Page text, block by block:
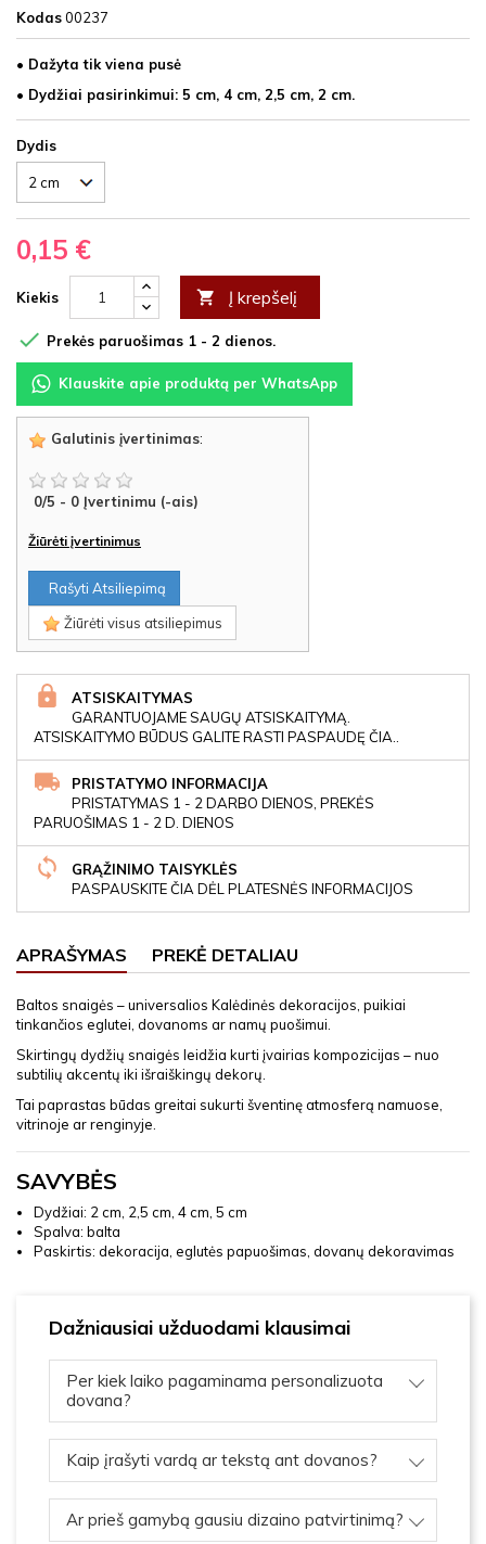
Kodas00237
• Dažyta tik viena pusė
• Dydžiai pasirinkimui: 5 cm, 4 cm, 2,5 cm, 2 cm.
Dydis
0,15 €
Kiekis  Į krepšelį
 Prekės paruošimas 1 - 2 dienos.
Klauskite apie produktą per WhatsApp
Galutinis įvertinimas:
0/5 - 0 Įvertinimu (-ais)
Žiūrėti įvertinimus
Rašyti Atsiliepimą
Žiūrėti visus atsiliepimus
ATSISKAITYMAS
GARANTUOJAME SAUGŲ ATSISKAITYMĄ.
ATSISKAITYMO BŪDUS GALITE RASTI PASPAUDĘ ČIA..
PRISTATYMO INFORMACIJA
PRISTATYMAS 1 - 2 DARBO DIENOS, PREKĖS
PARUOŠIMAS 1 - 2 D. DIENOS
GRĄŽINIMO TAISYKLĖS
PASPAUSKITE ČIA DĖL PLATESNĖS INFORMACIJOS
APRAŠYMAS PREKĖ DETALIAU
Baltos snaigės – universalios Kalėdinės dekoracijos, puikiai
tinkančios eglutei, dovanoms ar namų puošimui.
Skirtingų dydžių snaigės leidžia kurti įvairias kompozicijas – nuo
subtilių akcentų iki išraiškingų dekorų.
Tai paprastas būdas greitai sukurti šventinę atmosferą namuose,
vitrinoje ar renginyje.
SAVYBĖS
Dydžiai: 2 cm, 2,5 cm, 4 cm, 5 cm
Spalva: balta
Paskirtis: dekoracija, eglutės papuošimas, dovanų dekoravimas
Dažniausiai užduodami klausimai
Per kiek laiko pagaminama personalizuota
dovana?
Kaip įrašyti vardą ar tekstą ant dovanos?
Ar prieš gamybą gausiu dizaino patvirtinimą?